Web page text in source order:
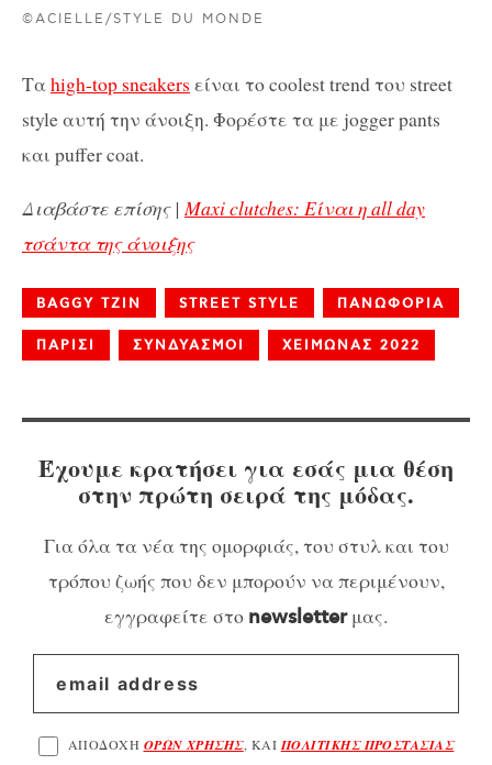
©ACIELLE/STYLE DU MONDE
Ταhigh-top sneakers είναι το coolest trend του street
style αυτή την άνοιξη. Φορέστε τα με jogger pants
και puffer coat.
Διαβάστε επίσης |Maxi clutches: Είναι η all day
τσάντα της άνοιξης
BAGGY ΤΖΙΝ STREET STYLE ΠΑΝΩΦΟΡΙΑ
ΠΑΡΙΣΙ ΣΥΝΔΥΑΣΜΟΙ ΧΕΙΜΩΝΑΣ 2022
Έχουμε κρατήσει για εσάς μια θέση
στην πρώτη σειρά της μόδας.
Για όλα τα νέα της ομορφιάς, του στυλ και του
τρόπου ζωής που δεν μπορούν να περιμένουν,
εγγραφείτε στο newsletterμας.
ΑΠΟΔΟΧΗ ΟΡΩΝ ΧΡΗΣΗΣ, ΚΑΙ ΠΟΛΙΤΙΚΗΣ ΠΡΟΣΤΑΣΙΑΣ